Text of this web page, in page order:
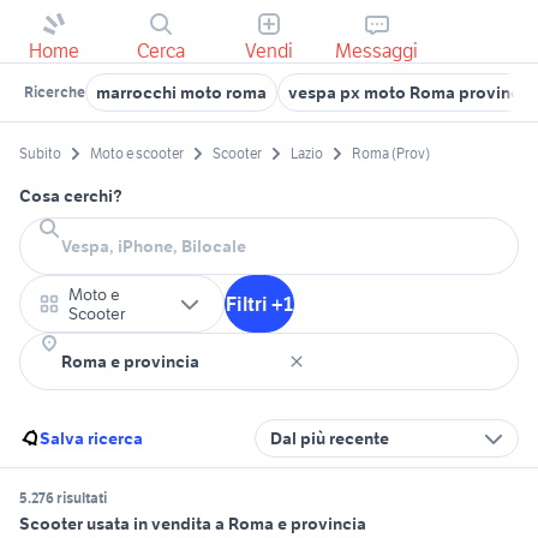
Home Cerca Vendi Messaggi
Ricerche marrocchi moto roma vespa px moto Roma provincia
Subito Moto e scooter Scooter Lazio Roma (Prov)
Cosa cerchi?
Moto e
Scooter
Filtri +1
Salva ricerca Dal più recente
5.276 risultati
Scooter usata in vendita a Roma e provincia